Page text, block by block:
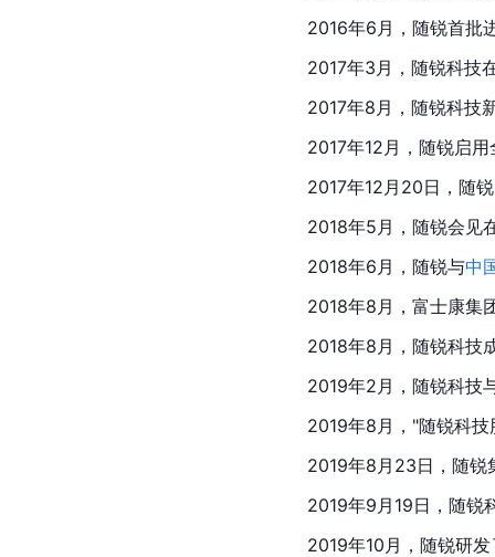
2016年6月，随锐首批
2017年3月，随锐科技
2017年8月，随锐科技
2017年12月，随锐启
2017年12月20日，随
2018年5月，随锐会见
2018年6月，随锐与中
2018年8月，富士康集
2018年8月，随锐科技
2019年2月，随锐科技
2019年8月，"随锐科
2019年8月23日，随锐
2019年9月19日，随锐
2019年10月，随锐研